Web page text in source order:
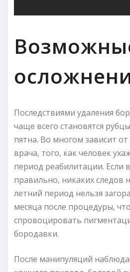
Последствиями удаления
чаще всего становятся
пятна. Во многом зависит
врача, того, как человек
период реабилитации. Если
правильно, никаких следов
летний период нельзя
месяца после процедуры,
спровоцировать
бородавки.
После манипуляций